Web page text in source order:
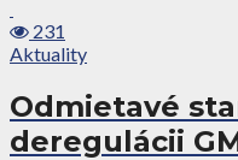
231
Aktuality
Odmietavé
deregulácii